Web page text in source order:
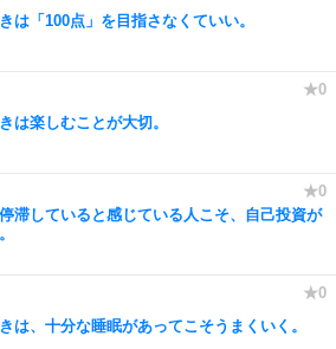
は「100点」を目指さなくていい。
は楽しむことが大切。
滞していると感じている人こそ、自己投資が
は、十分な睡眠があってこそうまくいく。